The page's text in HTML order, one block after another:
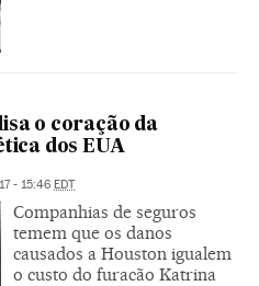
o coração da
dos EUA
- 15:46 EDT
Companhias de seguros
temem que os danos
causados a Houston igualem
o custo do furacão Katrina